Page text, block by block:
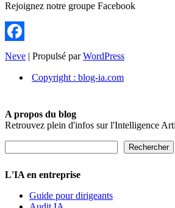
Rejoignez notre groupe Facebook
Facebook
Neve | Propulsé parWordPress
Copyright : blog-ia.com
A propos du blog
Retrouvez plein d'infos sur l'Intelligence
Rechercher
L'IA en entreprise
Guide pour dirigeants